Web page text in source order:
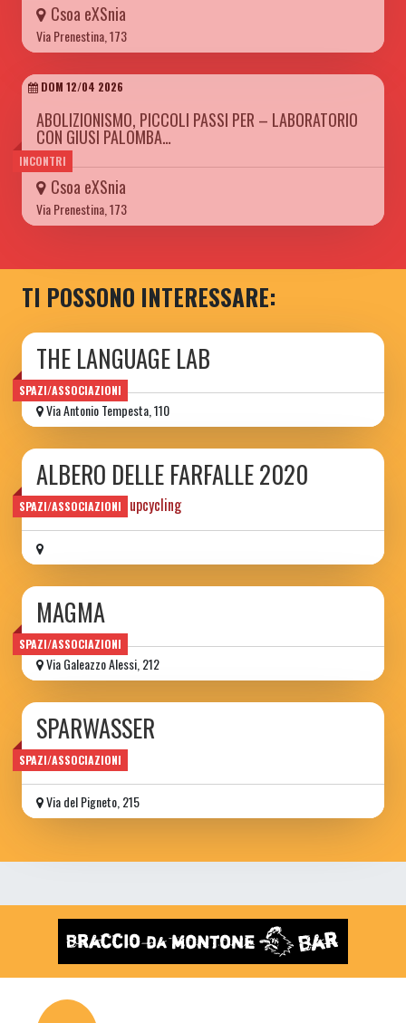
Csoa eXSnia
Via Prenestina, 173
INCONTRI
DOM 12/04 2026
ABOLIZIONISMO, PICCOLI PASSI PER – LABORATORIO
CON GIUSI PALOMBA…
Csoa eXSnia
Via Prenestina, 173
TI POSSONO INTERESSARE:
SPAZI/ASSOCIAZIONI
THE LANGUAGE LAB
Via Antonio Tempesta, 110
SPAZI/ASSOCIAZIONI
ALBERO DELLE FARFALLE 2020
Collettivo d'arte upcycling
SPAZI/ASSOCIAZIONI
MAGMA
Via Galeazzo Alessi, 212
SPAZI/ASSOCIAZIONI
SPARWASSER
circolo ARCI
Via del Pigneto, 215